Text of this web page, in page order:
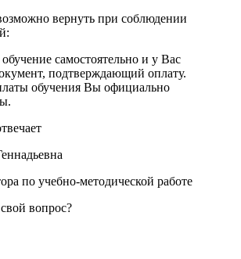
вернуть при соблюдении
самостоятельно и у Вас
подтверждающий оплату.
обучения Вы официально
по учебно-методической работе
вопрос?